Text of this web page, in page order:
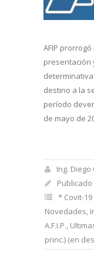
AFIP
presentación
destino a la
período
de mayo de
Ing.
Publicado
* Covit-
Novedades,
A.F.I.P.,
princ.) (en